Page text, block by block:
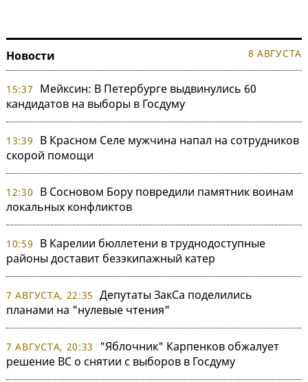
Новости 8 АВГУСТА
15:37
Мейксин: В Петербурге выдвинулись 60
кандидатов на выборы в Госдуму
13:39
В Красном Селе мужчина напал на сотрудников
скорой помощи
12:30
В Сосновом Бору повредили памятник воинам
локальных конфликтов
10:59
В Карелии бюллетени в труднодоступные
районы доставит безэкипажный катер
7 АВГУСТА, 22:35 Депутаты ЗакСа поделились
планами на "нулевые чтения"
7 АВГУСТА, 20:33
"Яблочник" Карпенков обжалует
решение ВС о снятии с выборов в Госдуму